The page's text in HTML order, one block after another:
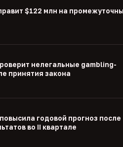
$122 млн на
нелегальные gambling-
принятия закона
годовой прогноз после
во II квартале